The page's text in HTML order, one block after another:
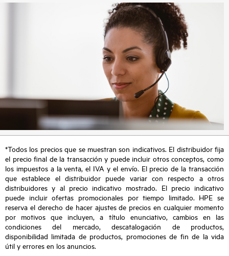
*Todos los precios que se muestran son indicativos. El distribuidor fija
el precio final de la transacción y puede incluir otros conceptos, como
los impuestos a la venta, el IVA y el envío. El precio de la transacción
que establece el distribuidor puede variar con respecto a otros
distribuidores y al precio indicativo mostrado. El precio indicativo
puede incluir ofertas promocionales por tiempo limitado. HPE se
reserva el derecho de hacer ajustes de precios en cualquier momento
por motivos que incluyen, a título enunciativo, cambios en las
condiciones del mercado, descatalogación de productos,
disponibilidad limitada de productos, promociones de fin de la vida
útil y errores en los anuncios.